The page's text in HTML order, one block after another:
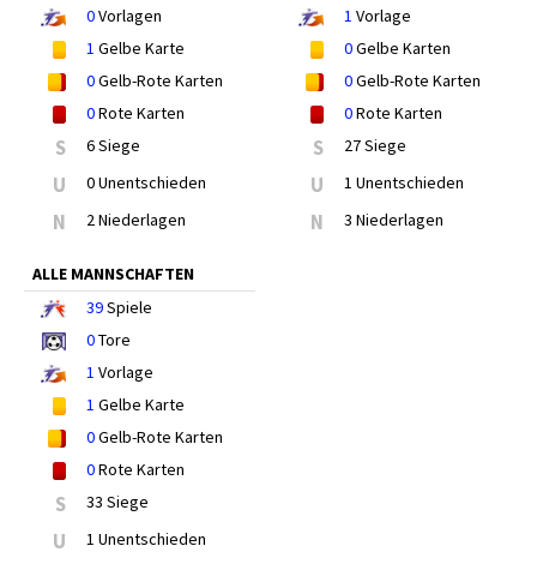
0Vorlagen
1 Gelbe Karte
0Gelb-Rote Karten
0Rote Karten
S 6 Siege
U 0 Unentschieden
N 2 Niederlagen
1 Vorlage
0Gelbe Karten
0Gelb-Rote Karten
0Rote Karten
S 27 Siege
U 1 Unentschieden
N 3 Niederlagen
ALLE MANNSCHAFTEN
39Spiele
0Tore
1 Vorlage
1 Gelbe Karte
0Gelb-Rote Karten
0Rote Karten
S 33 Siege
U 1 Unentschieden